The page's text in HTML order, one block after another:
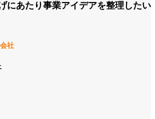
にあたり事業アイデアを整理したい
社